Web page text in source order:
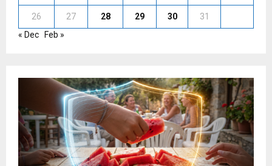
26 27 28 29 30
31
« Dec
Feb »